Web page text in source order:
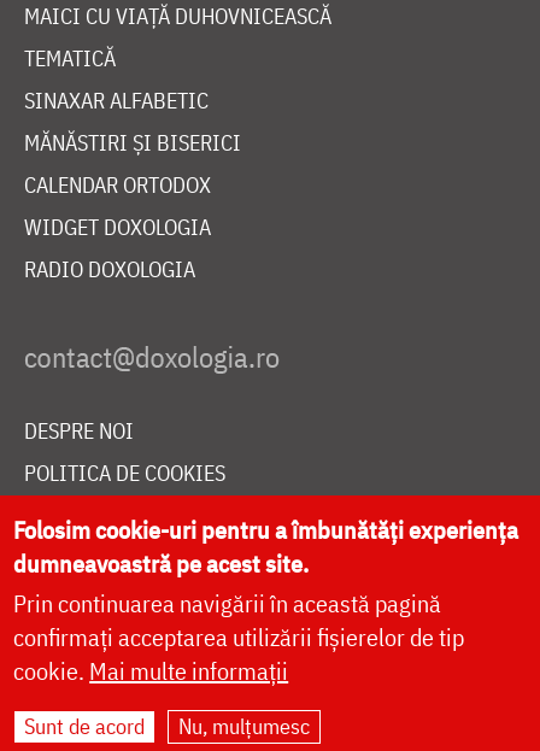
MAICI CU VIAȚĂ DUHOVNICEASCĂ
TEMATICĂ
SINAXAR ALFABETIC
MĂNĂSTIRI ȘI BISERICI
CALENDAR ORTODOX
WIDGET DOXOLOGIA
RADIO DOXOLOGIA
DESPRE NOI
POLITICA DE COOKIES
DONEAZĂ ONLINE PENTRU CATEDRALA NAȚIONALĂ
LIVE
Site dezvoltat deDOXOLOGIA MEDIA
Folosim cookie-uri pentru a îmbunătăți experiența
dumneavoastră pe acest site.
Prin continuarea navigării în această pagină
confirmați acceptarea utilizării fișierelor de tip
cookie. Mai multe informații
Sunt de acord Nu, mulțumesc